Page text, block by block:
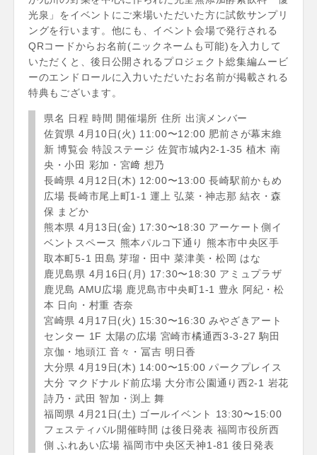
光泉」をイベントにご来場いただいた方に試飲サンプリ
ングを行います。他にも、イベント会場で発行される
QRコードからお名前(ニックネームも可能)を入力して
いただくと、後日公開されるプロジェクト総集編ムービ
ーのエンドロールに入力いただいたお名前が掲載される
特典もございます。
県名 日程 時間 開催場所 住所 出演メンバー
佐賀県 4月10日(火) 11:00〜12:00 肥前さが幕末維
新 博覧会 特設ステージ 佐賀市城内2-1-35 植木 南
央・小田 彩加・宮﨑 想乃
長崎県 4月12日(木) 12:00〜13:00 長崎駅前かもめ
広場 ⻑崎市尾上町1-1 運上 弘菜・神志那 結衣・森
保 まどか
熊本県 4月13日(金) 17:30〜18:30 アーケート側イ
ベントスペース 熊本パルコ下通り 熊本市中央区手
取本町5-1 田島 芽瑠・田中 菜津美・松岡 はな
鹿児島県 4月16日(月) 17:30〜18:30 アミュプラザ
鹿児島 AMU広場 鹿児島市中央町1-1 豊永 阿紀・松
本 日向・村重 杏奈
宮崎県 4月17日(火) 15:30〜16:30 みやざきアート
センター 1F 太陽の広場 宮崎市橘通⻄3-3-27 駒田
京伽・地頭江 音々・冨吉 明日香
大分県 4月19日(木) 14:00〜15:00 パークプレイス
大分 マクドナルド前広場 大分市公園通り⻄2-1 岩花
詩乃・武田 智加・渕上 舞
福岡県 4月21日(土) ゴールイベント 13:30〜15:00
フェスティバル開催時間 は後日発表 福岡市役所⻄
側 ふれあい広場 福岡市中央区天神1-81 後日発表